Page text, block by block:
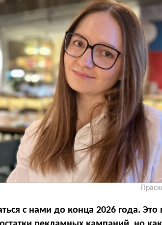
с нами до конца 2026 года.